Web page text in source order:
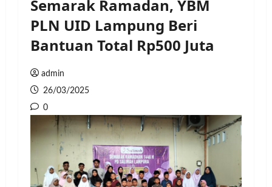
Semarak Ramadan, YBM
PLN UID Lampung Beri
Bantuan Total Rp500 Juta
admin
26/03/2025
0